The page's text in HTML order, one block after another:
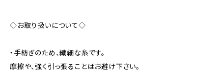
◇お取り扱いについて◇
・手紡ぎのため、繊細な糸です。
摩擦や、強く引っ張ることはお避け下さい。